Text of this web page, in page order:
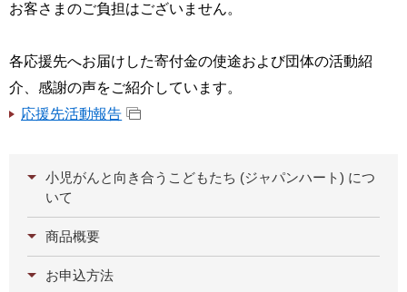
お客さまのご負担はございません。
各応援先へお届けした寄付金の使途および団体の活動紹
介、感謝の声をご紹介しています。
応援先活動報告
小児がんと向き合うこどもたち (ジャパンハート) につ
いて
商品概要
お申込方法